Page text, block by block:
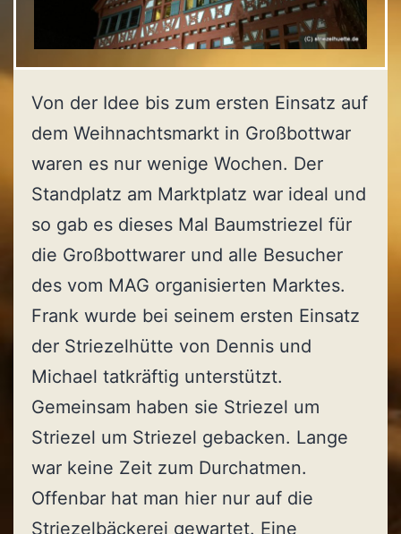
Von der Idee bis zum ersten Einsatz auf
dem Weihnachtsmarkt in Großbottwar
waren es nur wenige Wochen. Der
Standplatz am Marktplatz war ideal und
so gab es dieses Mal Baumstriezel für
die Großbottwarer und alle Besucher
des vom MAG organisierten Marktes.
Frank wurde bei seinem ersten Einsatz
der Striezelhütte von Dennis und
Michael tatkräftig unterstützt.
Gemeinsam haben sie Striezel um
Striezel um Striezel gebacken. Lange
war keine Zeit zum Durchatmen.
Offenbar hat man hier nur auf die
Striezelbäckerei gewartet. Eine